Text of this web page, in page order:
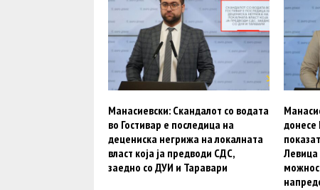
Манасиевски: Скандалот со водата
во Гостивар е последица на
децениска негрижа на локалната
власт која ја предводи СДС,
заедно со ДУИ и Таравари
донесе
Левица